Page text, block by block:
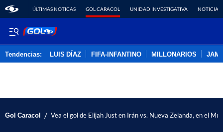
ÚLTIMAS NOTICAS GOL CARACOL UNIDAD INVESTIGATIVA NOTICIAS
Tendencias: LUIS DÍAZ FIFA-INFANTINO MILLONARIOS
Gol Caracol / Vea el gol de Elijah Just en Irán vs. Nueva Zelanda, en el